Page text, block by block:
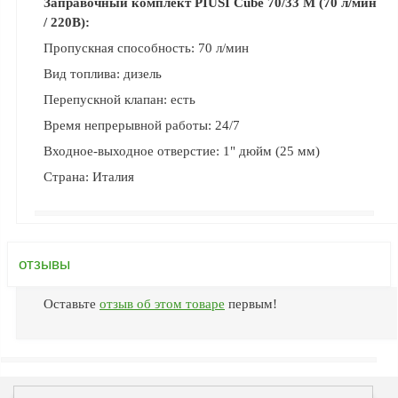
ФЖУ
Метрологическое
Рукава, шланги и
техпластина МБС
арматура
Продукция НПП
оборудование
/ 220В):
Пропускная способность: 70 л/мин
Вид топлива: дизель
Перепускной клапан: есть
Время непрерывной работы: 24/7
Входное-выходное отверстие: 1" дюйм (25 мм)
Страна: Италия
отзывы
Оставьте отзыв об этом товаре первым!